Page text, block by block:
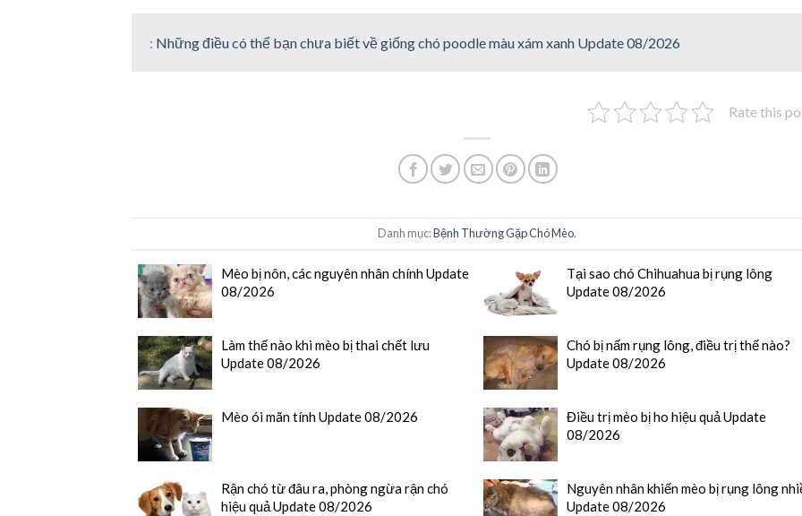
: Những điều có thể bạn chưa biết về giống chó poodle màu xám xanh Update 08/2026
Rate this
Danh mục:Bệnh Thường Gặp Chó Mèo.
Mèo bị nôn, các nguyên nhân chính Update
08/2026
Tại sao chó Chihuahua bị rụng lông
Update 08/2026
Làm thế nào khi mèo bị thai chết lưu
Update 08/2026
Chó bị nấm rụng lông, điều trị thế nào?
Update 08/2026
Mèo ói mãn tính Update 08/2026
Điều trị mèo bị ho hiệu quả Update
08/2026
Rận chó từ đâu ra, phòng ngừa rận chó
hiệu quả Update 08/2026
Nguyên nhân khiến mèo bị rụng lông
Update 08/2026